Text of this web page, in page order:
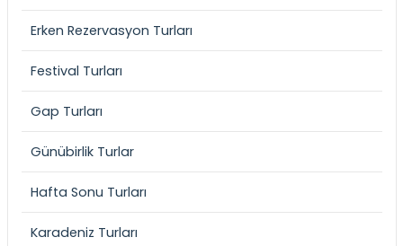
Erken Rezervasyon Turları
Festival Turları
Gap Turları
Günübirlik Turlar
Hafta Sonu Turları
Karadeniz Turları